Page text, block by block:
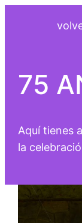
75
Aquí tienes
la